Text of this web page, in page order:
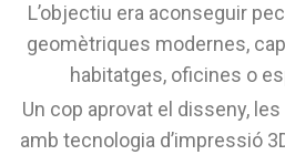
L’objectiu era aconseguir
geomètriques modernes,
habitatges, oficines o
Un cop aprovat el disseny,
amb tecnologia d’impressió